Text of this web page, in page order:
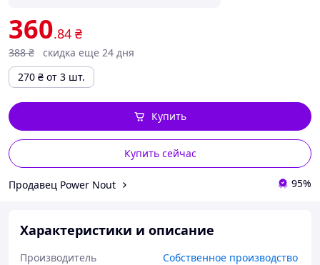
360.84 ₴
388 ₴
скидка еще 24 дня
270 ₴ от 3 шт.
Купить сейчас
Купить
Продавец Power Nout 95%
Характеристики и описание
Производитель
Собственное производство